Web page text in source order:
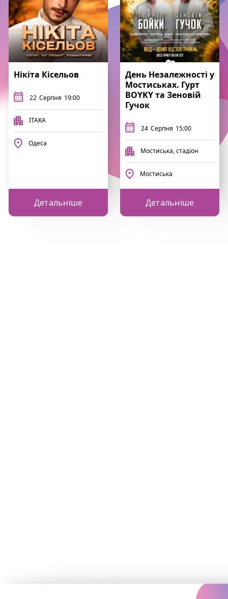
Нікіта Кісельов
22 Серпня 19:00
ITAKA
Одеса
Детальніше
День Незалежності у
Мостиськах. Гурт
BOYKY та Зеновій
Гучок
24 Серпня 15:00
Мостиська, стадіон
Мостиська
Детальніше